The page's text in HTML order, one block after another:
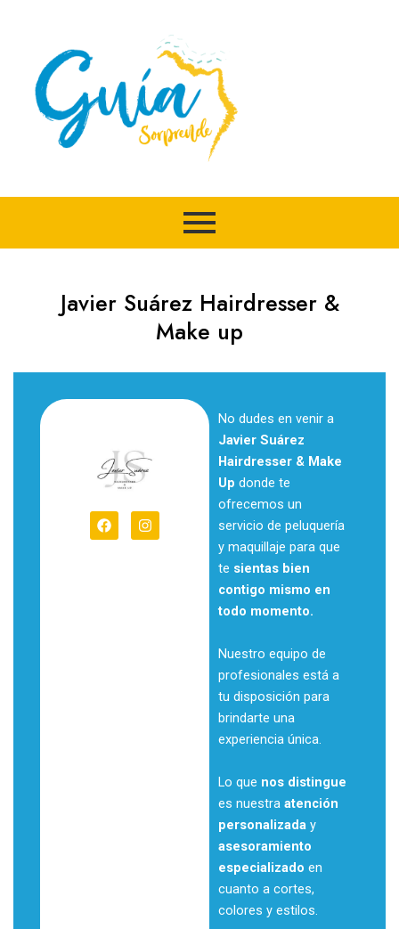
contenido
Javier Suárez Hairdresser &
Make up
F
a
I
n
No dudes en venir a
Javier Suárez
Hairdresser & Make
Up donde te
ofrecemos un
servicio de peluquería
y maquillaje para que
te sientas bien
contigo mismo en
todo momento.
Nuestro equipo de
profesionales está a
tu disposición para
brindarte una
experiencia única.
Lo que nos distingue
es nuestraatención
personalizada y
asesoramiento
especializado en
cuanto a cortes,
colores y estilos.